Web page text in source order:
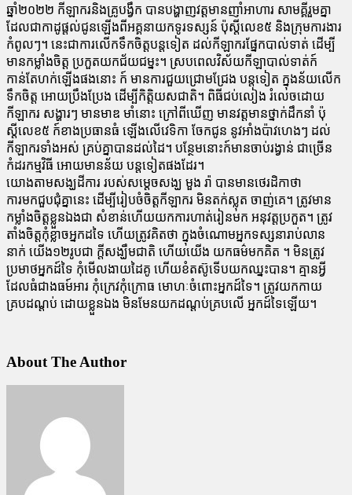
ឆ្នាំ២០២២ កីឡាករនិងគ្រូបង្វឹក បានបង្ហាញវត្តមានញាំអាហារ សាមគ្គីរួមគ្នា
ដែលជាកាដូផ្តល់ជូនឡើងពីអគ្គនាយកទូរទស្សន៍ ប៉ុស្តីលេខ៥ និងក្រុមការងារ
កំពូលៗ។ នេះជាការលើកទឹកចិត្តបន្តទៀត ដល់កីឡាករផ្នែកបាល់ទាត់ ដើម្បី
មានកម្លាំងចិត្ត ប្រកួតយកជ័យជម្នះ។ ស្របពេលវិស័យកីឡាបាល់ទាត់ក៍
កាន់តែហក់ឡើងផងនោះ ក៍ មានការជួយជ្រោមជ្រែង បន្តទៀត ក្នុងន័យលើក
ទឹកចិត្ត អោយប្រឹងប្រែង ដើម្បីកិត្តិយសជាតិ។ ពិធីជប់លៀង រំលេចដោយ
កីឡាករ សង្ហារៗ មានមាឌ មាំនោះ ក្រៅពីឃើញ មានវត្តមានថ្នាក់ដឹកនាំ ប៉ុ
ស្តីលេខ៥ ក៍ខាងប្រធានធំ ឡើងលើវេទិកា ចែកជូន នូវអាំងប៉ាវហេងៗ ដល់
កីឡាករទាំងអស់ គ្រប់គ្នាបានដល់ដៃ។ បន្ថែមនោះក៍មានចាប់រង្វាន់ ជាច្រើន
កំដរកម្មវិធី អោយមានន័យ បន្តទៀតផងដែរ។
យោងតាមសង្ឃដីការ របស់សម្តេចសង្ឃ មួង រ៉ា បានមានថេរដិកាថា
ការមកជួបជុំគ្នានេះ ដើម្បីរៀបចំចិត្តកីឡាករ មិនតក់ស្លុត ចាញ់គេ។ ត្រូវមាន
កម្លាំងចិត្តខ្លួនឯងជា សំខាន់ហើយយកការហាត់រៀនមក អនុវត្តប្រកួត។ ត្រូវ
តាំងចិត្តកុំខ្លាចអ្នកដទៃ ហើយត្រូវគិតថា ក្នុងចំណោមអ្នកទស្សនារាប់លាន
នាក់ យើង១២រូបជា ក្តីសង្ឃឹមជាតិ ហើយយើង យកធម៌មកគិត ។ មិនត្រូវ
ប្រមាថអ្នកដ៍ទៃ កុំមើលងាយដៃគូ ហើយខំតស៊ូទើបយកឈ្នះបាន។ គ្មានអ្វី
ដែលធំជាងធម៍អារ កុំក្រេវកុំក្រោធ មោហៈចំពោះអ្នកដ៍ទៃ។ ត្រូវយកកាយ
គ្របដណ្តប់ ដោយខ្លួនឯង មិនមែនយកដណ្តប់គ្របលើ អ្នកដ៍ទៃឡើយ។
About The Author